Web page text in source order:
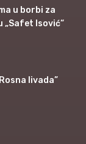
u borbi za
„Safet Isović“
livada”